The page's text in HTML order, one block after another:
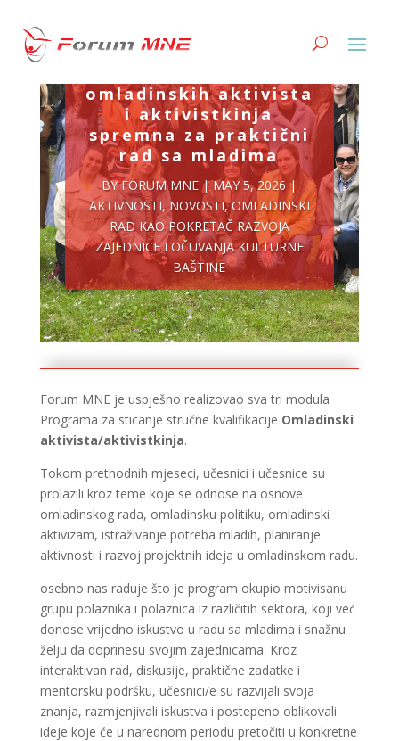
omladinskih aktivista
i aktivistkinja
spremna za praktični
rad sa mladima
BYFORUM MNE |MAY 5, 2026 |
AKTIVNOSTI,NOVOSTI,OMLADINSKI
RAD KAO POKRETAČ RAZVOJA
ZAJEDNICE I OČUVANJA KULTURNE
BAŠTINE
Forum MNE je uspješno realizovao sva tri modula
Programa za sticanje stručne kvalifikacije Omladinski
aktivista/aktivistkinja.
Tokom prethodnih mjeseci, učesnici i učesnice su
prolazili kroz teme koje se odnose na osnove
omladinskog rada, omladinsku politiku, omladinski
aktivizam, istraživanje potreba mladih, planiranje
aktivnosti i razvoj projektnih ideja u omladinskom radu.
osebno nas raduje što je program okupio motivisanu
grupu polaznika i polaznica iz različitih sektora, koji već
donose vrijedno iskustvo u radu sa mladima i snažnu
želju da doprinesu svojim zajednicama. Kroz
interaktivan rad, diskusije, praktične zadatke i
mentorsku podršku, učesnici/e su razvijali svoja
znanja, razmjenjivali iskustva i postepeno oblikovali
ideje koje će u narednom periodu pretočiti u konkretne